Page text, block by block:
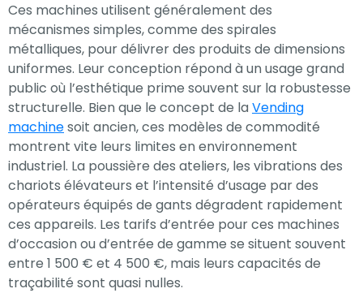
Ces machines utilisent généralement des
mécanismes simples, comme des spirales
métalliques, pour délivrer des produits de dimensions
uniformes. Leur conception répond à un usage grand
public où l’esthétique prime souvent sur la robustesse
structurelle. Bien que le concept de laVending
machinesoit ancien, ces modèles de commodité
montrent vite leurs limites en environnement
industriel. La poussière des ateliers, les vibrations des
chariots élévateurs et l’intensité d’usage par des
opérateurs équipés de gants dégradent rapidement
ces appareils. Les tarifs d’entrée pour ces machines
d’occasion ou d’entrée de gamme se situent souvent
entre 1 500 € et 4 500 €, mais leurs capacités de
traçabilité sont quasi nulles.
site, vous
augmentez les
chances de
voir du contenu
et des offres
personnalisés.